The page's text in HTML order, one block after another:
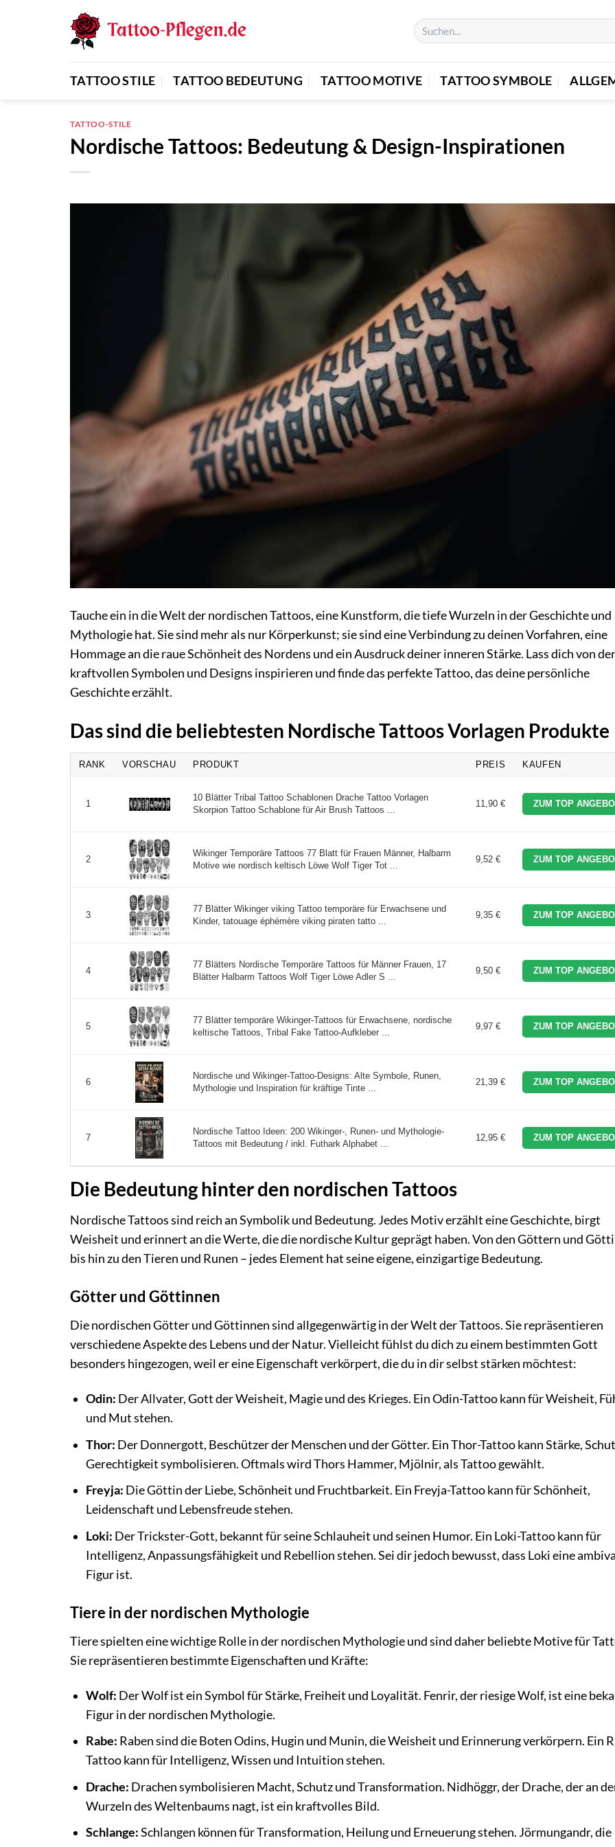
TATTOO STILE TATTOO BEDEUTUNG TATTOO MOTIVE TATTOO SYMBOLE
TATTOO-STILE
Nordische Tattoos: Bedeutung & Design-Inspirationen
Tauche ein in die Welt der nordischen Tattoos, eine Kunstform, die tiefe Wurzeln in der Geschichte und
Mythologie hat. Sie sind mehr als nur Körperkunst; sie sind eine Verbindung zu deinen Vorfahren, eine
Hommage an die raue Schönheit des Nordens und ein Ausdruck deiner inneren Stärke. Lass dich von
kraftvollen Symbolen und Designs inspirieren und finde das perfekte Tattoo, das deine persönliche
Geschichte erzählt.
Das sind die beliebtesten Nordische Tattoos Vorlagen Produkte
RANK VORSCHAU PRODUKT PREIS KAUFEN
1
10 Blätter Tribal Tattoo Schablonen Drache Tattoo Vorlagen
Skorpion Tattoo Schablone für Air Brush Tattoos ...
11,90 € ZUM TOP
2
Wikinger Temporäre Tattoos 77 Blatt für Frauen Männer, Halbarm
Motive wie nordisch keltisch Löwe Wolf Tiger Tot ...
9,52 € ZUM TOP
3
77 Blätter Wikinger viking Tattoo temporäre für Erwachsene und
Kinder, tatouage éphémère viking piraten tatto ...
9,35 € ZUM TOP
4
77 Blätters Nordische Temporäre Tattoos für Männer Frauen, 17
Blätter Halbarm Tattoos Wolf Tiger Löwe Adler S ...
9,50 € ZUM TOP
5
77 Blätter temporäre Wikinger-Tattoos für Erwachsene, nordische
keltische Tattoos, Tribal Fake Tattoo-Aufkleber ...
9,97 € ZUM TOP
6
Nordische und Wikinger-Tattoo-Designs: Alte Symbole, Runen,
Mythologie und Inspiration für kräftige Tinte ...
21,39 € ZUM TOP
7
Nordische Tattoo Ideen: 200 Wikinger-, Runen- und Mythologie-
Tattoos mit Bedeutung / inkl. Futhark Alphabet ...
12,95 € ZUM TOP
Die Bedeutung hinter den nordischen Tattoos
Nordische Tattoos sind reich an Symbolik und Bedeutung. Jedes Motiv erzählt eine Geschichte, birgt
Weisheit und erinnert an die Werte, die die nordische Kultur geprägt haben. Von den Göttern und
bis hin zu den Tieren und Runen – jedes Element hat seine eigene, einzigartige Bedeutung.
Götter und Göttinnen
Die nordischen Götter und Göttinnen sind allgegenwärtig in der Welt der Tattoos. Sie repräsentieren
verschiedene Aspekte des Lebens und der Natur. Vielleicht fühlst du dich zu einem bestimmten Gott
besonders hingezogen, weil er eine Eigenschaft verkörpert, die du in dir selbst stärken möchtest:
Odin: Der Allvater, Gott der Weisheit, Magie und des Krieges. Ein Odin-Tattoo kann für Weisheit,
und Mut stehen.
Thor: Der Donnergott, Beschützer der Menschen und der Götter. Ein Thor-Tattoo kann Stärke,
Gerechtigkeit symbolisieren. Oftmals wird Thors Hammer, Mjölnir, als Tattoo gewählt.
Freyja: Die Göttin der Liebe, Schönheit und Fruchtbarkeit. Ein Freyja-Tattoo kann für Schönheit,
Leidenschaft und Lebensfreude stehen.
Loki: Der Trickster-Gott, bekannt für seine Schlauheit und seinen Humor. Ein Loki-Tattoo kann für
Intelligenz, Anpassungsfähigkeit und Rebellion stehen. Sei dir jedoch bewusst, dass Loki eine
Figur ist.
Tiere in der nordischen Mythologie
Tiere spielten eine wichtige Rolle in der nordischen Mythologie und sind daher beliebte Motive für
Sie repräsentieren bestimmte Eigenschaften und Kräfte:
Wolf: Der Wolf ist ein Symbol für Stärke, Freiheit und Loyalität. Fenrir, der riesige Wolf, ist eine
Figur in der nordischen Mythologie.
Rabe: Raben sind die Boten Odins, Hugin und Munin, die Weisheit und Erinnerung verkörpern. Ein
Tattoo kann für Intelligenz, Wissen und Intuition stehen.
Drache: Drachen symbolisieren Macht, Schutz und Transformation. Nidhöggr, der Drache, der an
Wurzeln des Weltenbaums nagt, ist ein kraftvolles Bild.
Schlange:Schlangen können für Transformation, Heilung und Erneuerung stehen. Jörmungandr, die